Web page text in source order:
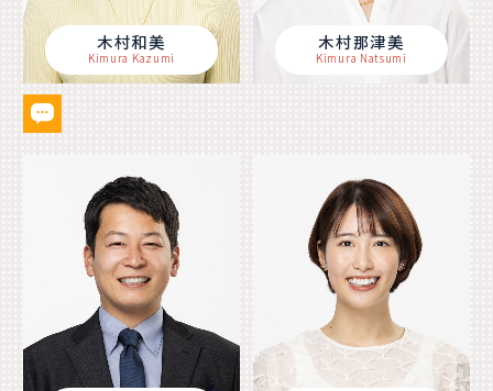
木村和美
Kimura Kazumi
木村那津美
Kimura Natsumi